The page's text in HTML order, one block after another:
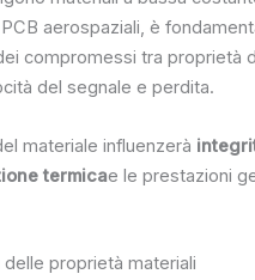
aerospaziali, è
compromessi tra proprietà
del segnale e perdita.
materiale influenzerà
termicae le prestazioni
proprietà materiali